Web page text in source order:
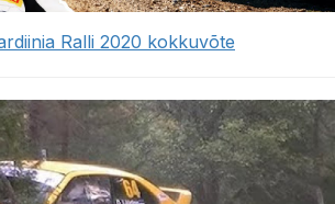
Ralli 2020 kokkuvõte